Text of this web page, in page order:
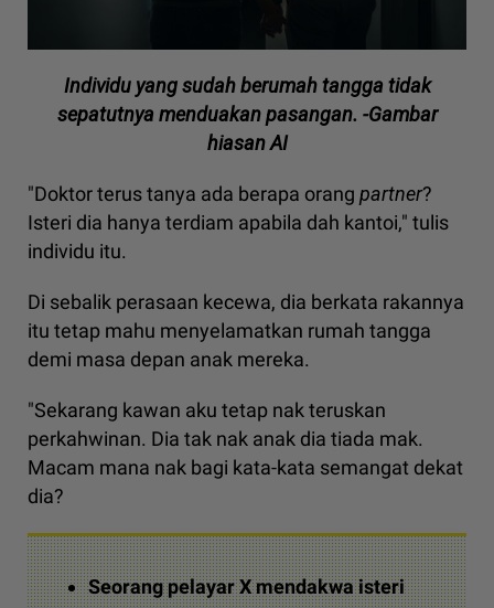
Individu yang sudah berumah tangga tidak
sepatutnya menduakan pasangan. -Gambar
hiasan AI
"Doktor terus tanya ada berapa orang partner?
Isteri dia hanya terdiam apabila dah kantoi," tulis
individu itu.
Di sebalik perasaan kecewa, dia berkata rakannya
itu tetap mahu menyelamatkan rumah tangga
demi masa depan anak mereka.
"Sekarang kawan aku tetap nak teruskan
perkahwinan. Dia tak nak anak dia tiada mak.
Macam mana nak bagi kata-kata semangat dekat
dia?
Seorang pelayar X mendakwa isteri